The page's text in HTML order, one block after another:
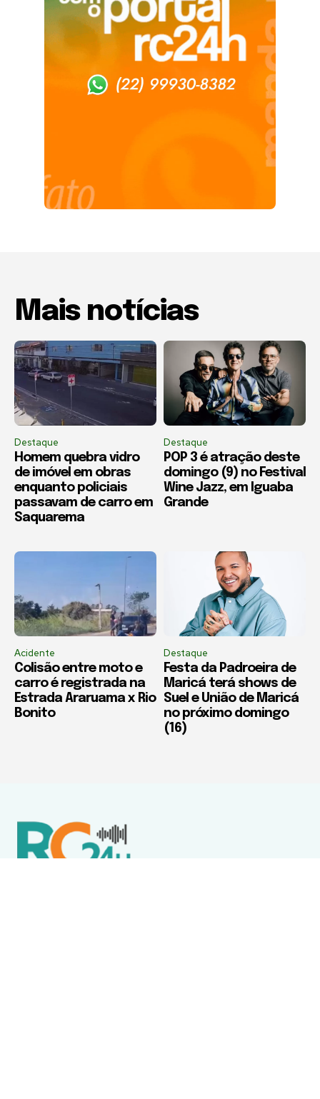
Mais notícias
Destaque
Homem quebra vidro
de imóvel em obras
enquanto policiais
passavam de carro em
Saquarema
Destaque
POP 3 é atração deste
domingo (9) no Festival
Wine Jazz, em Iguaba
Grande
Acidente
Colisão entre moto e
carro é registrada na
Estrada Araruama x Rio
Bonito
Destaque
Festa da Padroeira de
Maricá terá shows de
Suel e União de Maricá
no próximo domingo
(16)